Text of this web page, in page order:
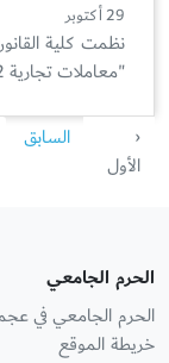
29 أكتوبر
نظمت كلية
"معاملات تجارية 2" إلى غرفة تجارة…
‹
الأول
السابق
الحرم الجامعي
الحرم الجامعي في
خريطة الموقع